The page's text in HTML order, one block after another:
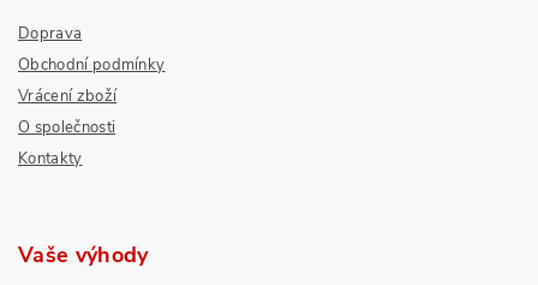
Doprava
Obchodní podmínky
Vrácení zboží
O společnosti
Kontakty
Vaše výhody